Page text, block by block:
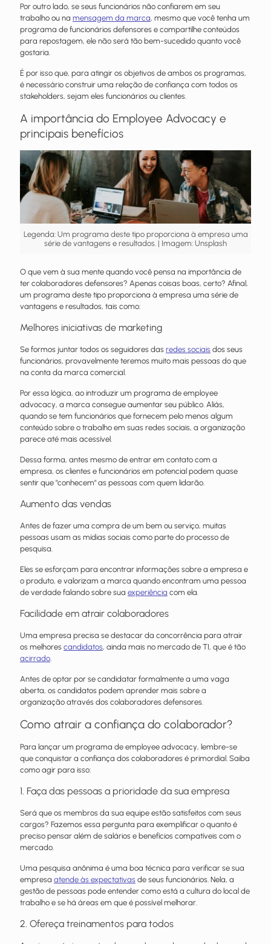
Por outro lado, se seus funcionários não confiarem em seu
trabalho ou na mensagem da marca, mesmo que você tenha um
programa de funcionários defensores e compartilhe conteúdos
para repostagem, ele não será tão bem-sucedido quanto você
gostaria.
É por isso que, para atingir os objetivos de ambos os programas,
é necessário construir uma relação de confiança com todos os
stakeholders, sejam eles funcionários ou clientes.
A importância do Employee Advocacy e
principais benefícios
Legenda: Um programa deste tipo proporciona à empresa uma
série de vantagens e resultados. | Imagem: Unsplash
O que vem à sua mente quando você pensa na importância de
ter colaboradores defensores? Apenas coisas boas, certo? Afinal,
um programa deste tipo proporciona à empresa uma série de
vantagens e resultados, tais como:
Melhores iniciativas de marketing
Se formos juntar todos os seguidores das redes sociais dos seus
funcionários, provavelmente teremos muito mais pessoas do que
na conta da marca comercial.
Por essa lógica, ao introduzir um programa de employee
advocacy, a marca consegue aumentar seu público. Aliás,
quando se tem funcionários que fornecem pelo menos algum
conteúdo sobre o trabalho em suas redes sociais, a organização
parece até mais acessível.
Dessa forma, antes mesmo de entrar em contato com a
empresa, os clientes e funcionários em potencial podem quase
sentir que "conhecem" as pessoas com quem lidarão.
Aumento das vendas
Antes de fazer uma compra de um bem ou serviço, muitas
pessoas usam as mídias sociais como parte do processo de
pesquisa.
Eles se esforçam para encontrar informações sobre a empresa e
o produto, e valorizam a marca quando encontram uma pessoa
de verdade falando sobre sua experiência com ela.
Facilidade em atrair colaboradores
Uma empresa precisa se destacar da concorrência para atrair
os melhores candidatos, ainda mais no mercado de TI, que é tão
acirrado
Antes de optar por se candidatar formalmente a uma vaga
aberta, os candidatos podem aprender mais sobre a
organização através dos colaboradores defensores.
Como atrair a confiança do colaborador?
Para lançar um programa de employee advocacy, lembre-se
que conquistar a confiança dos colaboradores é primordial. Saiba
como agir para isso:
1. Faça das pessoas a prioridade da sua empresa
Será que os membros da sua equipe estão satisfeitos com seus
cargos? Fazemos essa pergunta para exemplificar o quanto é
preciso pensar além de salários e benefícios compatíveis com o
mercado.
Uma pesquisa anônima é uma boa técnica para verificar se sua
empresa atende às expectativas de seus funcionários. Nela, a
gestão de pessoas pode entender como está a cultura do local de
trabalho e se há áreas em que é possível melhorar.
2. Ofereça treinamentos para todos